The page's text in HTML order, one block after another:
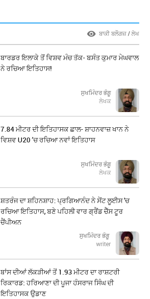
ਬਾਕੀ ਬਲੌਗਜ਼ / ਲੇਖ
ਬਾਰਡਰ ਇਲਾਕੇ ਤੋਂ ਵਿਸ਼ਵ ਮੰਚ ਤੱਕ- ਬਸੰਤ ਕੁਮਾਰ ਮੇਘਵਾਲ
ਨੇ ਰਚਿਆ ਇਤਿਹਾਸ!
ਸੁਖਮਿੰਦਰ ਭੰਗੂ
ਲੇਖਕ
7.84 ਮੀਟਰ ਦੀ ਇਤਿਹਾਸਕ ਛਾਲ- ਸ਼ਾਹਨਵਾਜ਼ ਖਾਨ ਨੇ
ਵਿਸ਼ਵ U20 ’ਚ ਰਚਿਆ ਨਵਾਂ ਇਤਿਹਾਸ
ਸੁਖਮਿੰਦਰ ਭੰਗੂ
ਲੇਖਕ
ਸ਼ਤਰੰਜ ਦਾ ਸ਼ਹਿਨਸ਼ਾਹ: ਪ੍ਰਗਿਆਨੰਦ ਨੇ ਸੇਂਟ ਲੂਈਸ 'ਚ
ਰਚਿਆ ਇਤਿਹਾਸ, ਬਣੇ ਪਹਿਲੀ ਵਾਰ ਗ੍ਰੈਂਡ ਚੈੱਸ ਟੂਰ
ਚੈਂਪੀਅਨ
ਸੁਖਮਿੰਦਰ ਭੰਗੂ
writer
ਬਾਂਸ ਦੀਆਂ ਲੱਕੜੀਆਂ ਤੋਂ 1.93 ਮੀਟਰ ਦਾ ਰਾਸ਼ਟਰੀ
ਰਿਕਾਰਡ: ਹਰਿਆਣਾ ਦੀ ਪੂਜਾ ਹੰਸਰਾਜ ਸਿੰਘ ਦੀ
ਇਤਿਹਾਸਕ ਉਡਾਣ